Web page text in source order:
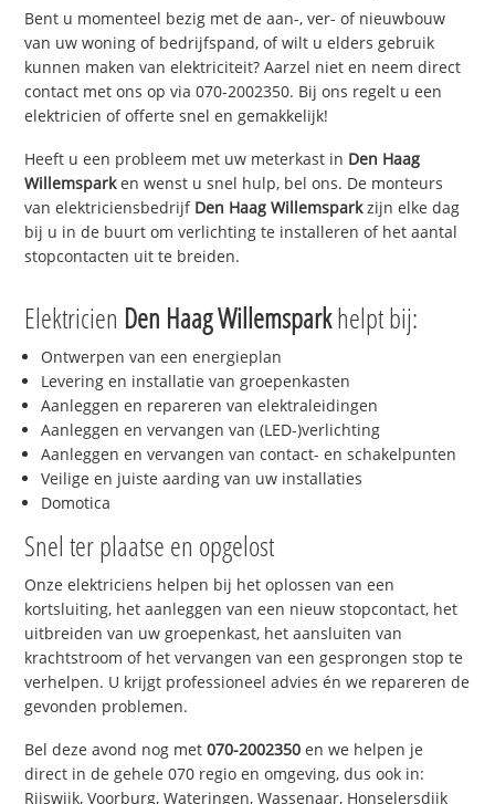
Bent u momenteel bezig met de aan-, ver- of nieuwbouw
van uw woning of bedrijfspand, of wilt u elders gebruik
kunnen maken van elektriciteit? Aarzel niet en neem direct
contact met ons op via 070-2002350. Bij ons regelt u een
elektricien of offerte snel en gemakkelijk!
Heeft u een probleem met uw meterkast in Den Haag
Willemsparken wenst u snel hulp, bel ons. De monteurs
van elektriciensbedrijf Den Haag Willemsparkzijn elke dag
bij u in de buurt om verlichting te installeren of het aantal
stopcontacten uit te breiden.
Elektricien Den Haag Willemsparkhelpt bij:
Ontwerpen van een energieplan
Levering en installatie van groepenkasten
Aanleggen en repareren van elektraleidingen
Aanleggen en vervangen van (LED-)verlichting
Aanleggen en vervangen van contact- en schakelpunten
Veilige en juiste aarding van uw installaties
Domotica
Snel ter plaatse en opgelost
Onze elektriciens helpen bij het oplossen van een
kortsluiting, het aanleggen van een nieuw stopcontact, het
uitbreiden van uw groepenkast, het aansluiten van
krachtstroom of het vervangen van een gesprongen stop te
verhelpen. U krijgt professioneel advies én we repareren de
gevonden problemen.
Bel deze avond nog met070-2002350 en we helpen je
direct in de gehele 070 regio en omgeving, dus ook in:
Rijswijk, Voorburg, Wateringen, Wassenaar, Honselersdijk